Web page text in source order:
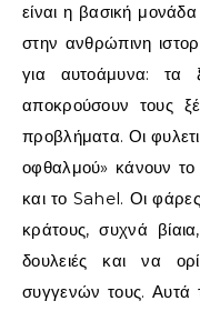
είναι η βασική
στην ανθρώπινη
για αυτοάμυνα: τα
αποκρούσουν τους
προβλήματα. Οι
οφθαλμού» κάνουν
και το Sahel. Οι
κράτους, συχνά
δουλειές και να
συγγενών τους. Αυτά